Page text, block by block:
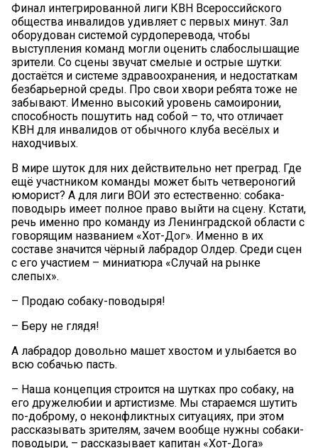
Финал интегрированной лиги КВН Всероссийского
общества инвалидов удивляет с первых минут. Зал
оборудован системой сурдоперевода, чтобы
выступления команд могли оценить слабослышащие
зрители. Со сцены звучат смелые и острые шутки:
достаётся и системе здравоохранения, и недостаткам
безбарьерной среды. Про свои хвори ребята тоже не
забывают. Именно высокий уровень самоиронии,
способность пошутить над собой – то, что отличает
КВН для инвалидов от обычного клуба весёлых и
находчивых.
В мире шуток для них действительно нет преград. Где
ещё участником команды может быть четвероногий
юморист? А для лиги ВОИ это естественно: собака-
поводырь имеет полное право выйти на сцену. Кстати,
речь именно про команду из Ленинградской области с
говорящим названием «Хот-Дог». Именно в их
составе значится чёрный лабрадор Олдер. Среди сцен
с его участием – миниатюра «Случай на рынке
слепых».
– Продаю собаку-поводыря!
– Беру не глядя!
А лабрадор довольно машет хвостом и улыбается во
всю собачью пасть.
– Наша концепция строится на шутках про собаку, на
его дружелюбии и артистизме. Мы стараемся шутить
по-доброму, о неконфликтных ситуациях, при этом
рассказывать зрителям, зачем вообще нужны собаки-
поводыри, – рассказывает капитан «Хот-Дога»